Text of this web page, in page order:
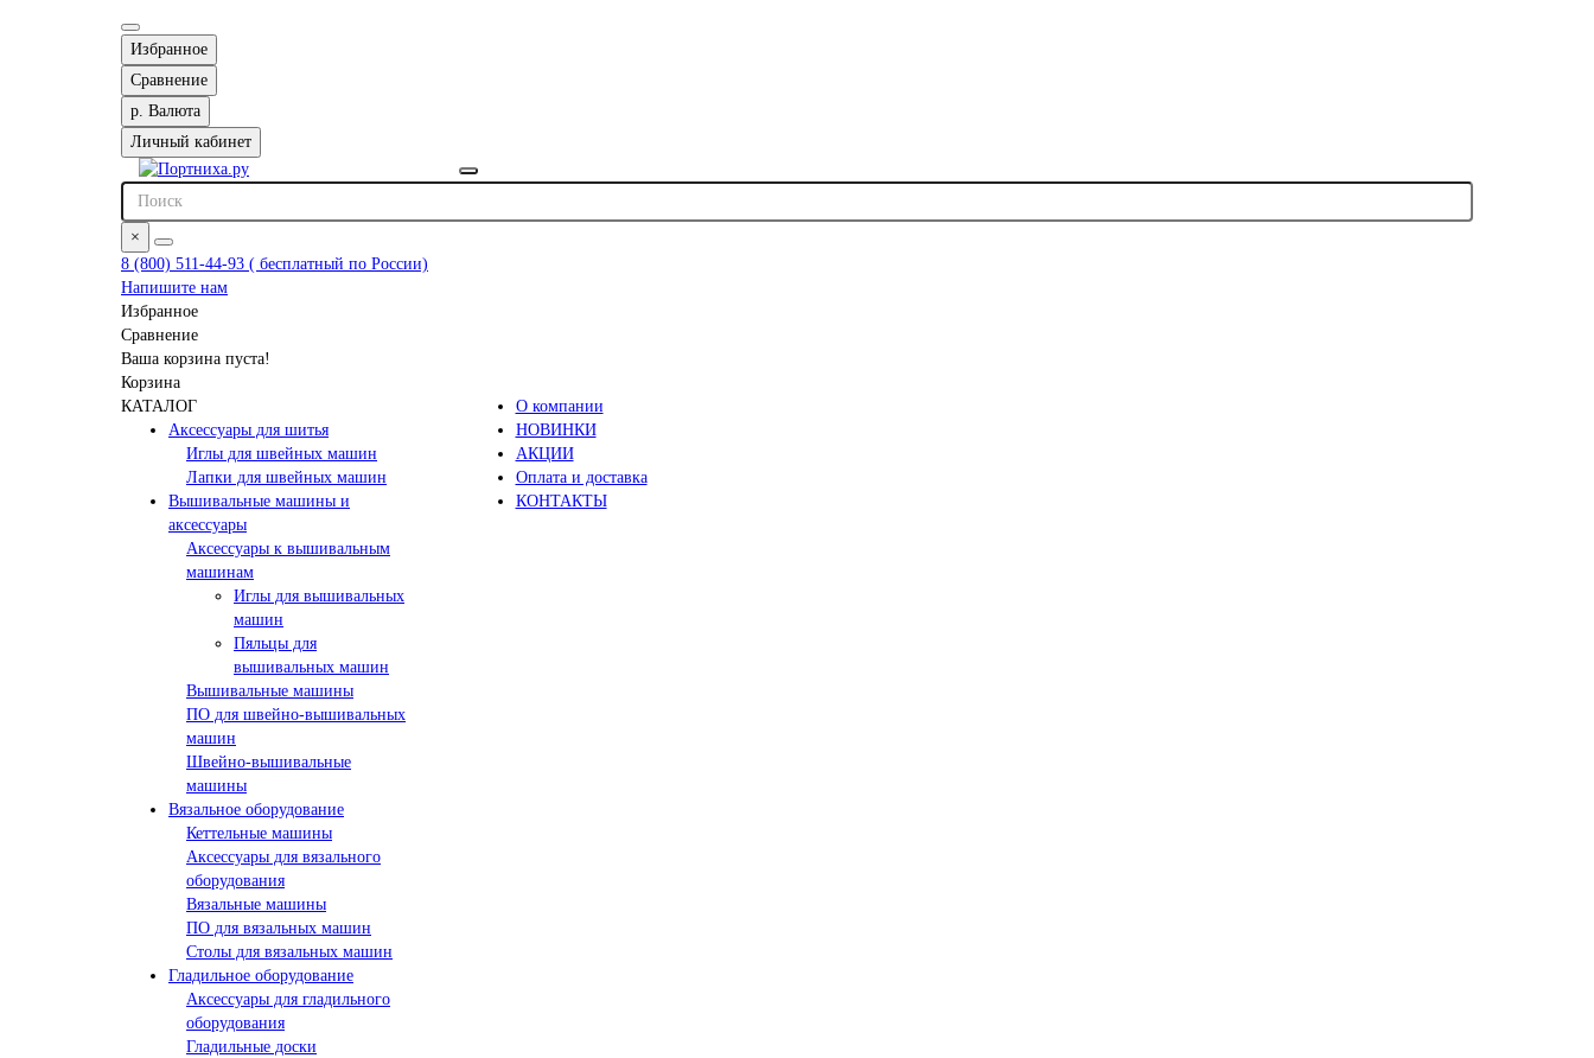
Избранное
Сравнение
р. Валюта
Личный кабинет
×
8 (800) 511-44-93 ( бесплатный по России)
Напишите нам
Избранное
Сравнение
Ваша корзина пуста!
Корзина
КАТАЛОГ
Аксессуары для шитья
Иглы для швейных машин
Лапки для швейных машин
Вышивальные машины и
аксессуары
Аксессуары к вышивальным
машинам
Иглы для вышивальных
машин
Пяльцы для
вышивальных машин
Вышивальные машины
ПО для швейно-вышивальных
машин
Швейно-вышивальные
машины
Вязальное оборудование
Кеттельные машины
Аксессуары для вязального
оборудования
Вязальные машины
ПО для вязальных машин
Столы для вязальных машин
Гладильное оборудование
Аксессуары для гладильного
оборудования
Гладильные доски
О компании
НОВИНКИ
АКЦИИ
Оплата и доставка
КОНТАКТЫ